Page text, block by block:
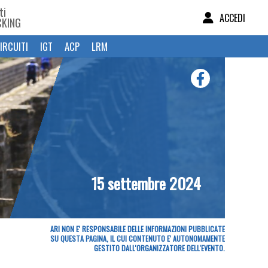
ACCEDI
IGT ACP LRM
15 settembre 2024
ARI NON E' RESPONSABILE DELLE INFORMAZIONI PUBBLICATE
SU QUESTA PAGINA, IL CUI CONTENUTO E' AUTONOMAMENTE
GESTITO DALL'ORGANIZZATORE DELL'EVENTO.